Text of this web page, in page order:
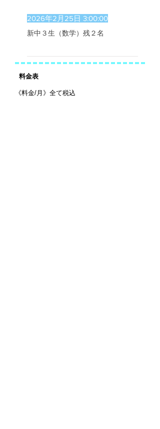
2026年2月25日 3:00:00
新中３生（数学）残２名
​料金表
《料金/月》全て税込